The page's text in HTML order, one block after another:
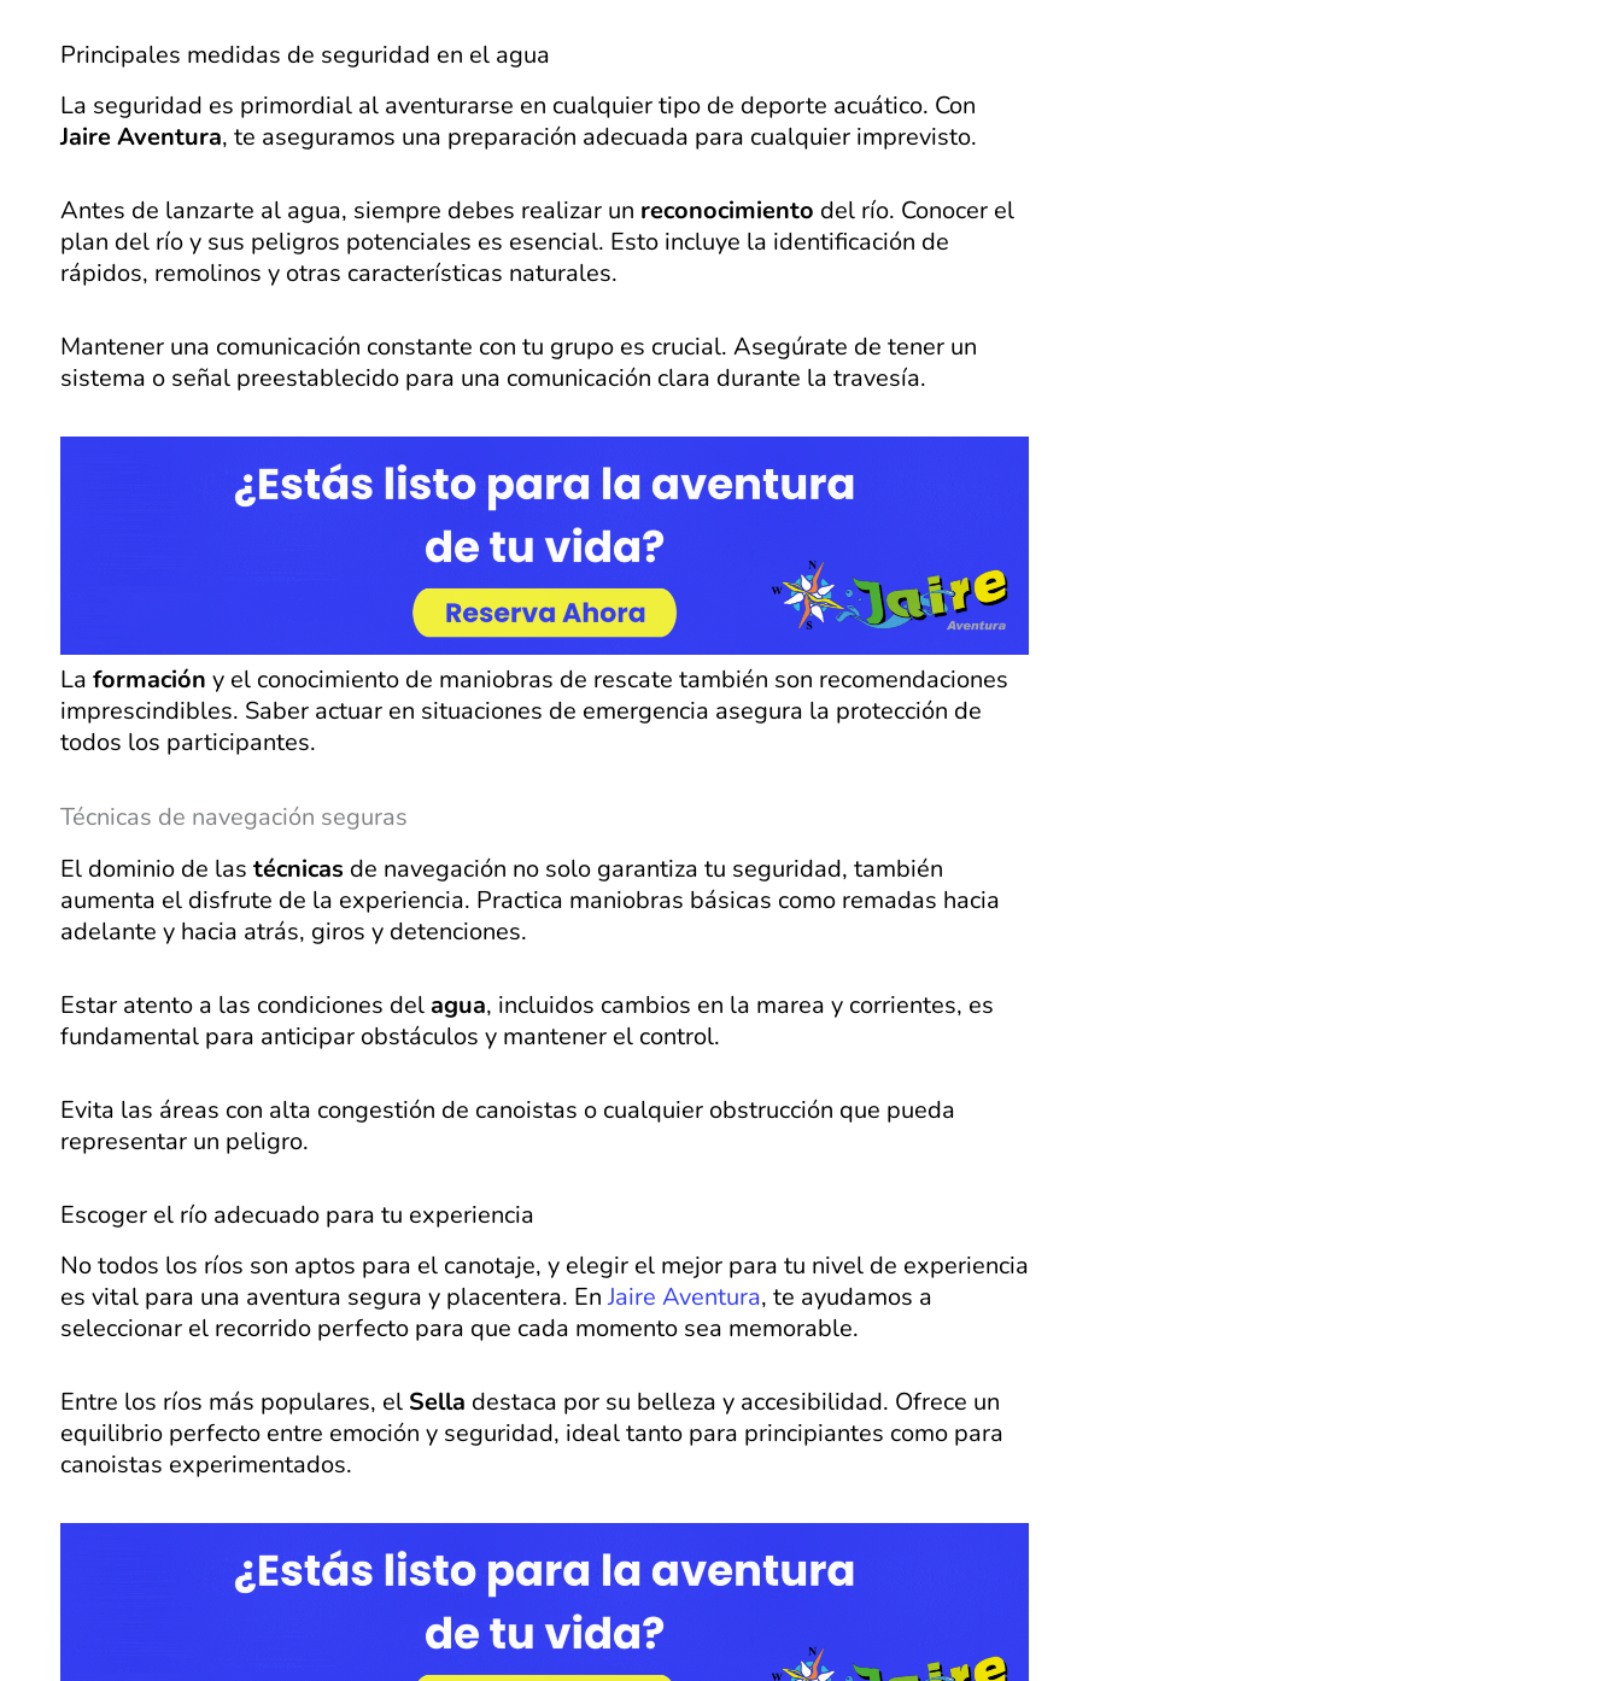
Principales medidas de seguridad en el agua
La seguridad es primordial al aventurarse en cualquier tipo de deporte acuático. Con
Jaire Aventura, te aseguramos una preparación adecuada para cualquier imprevisto.
Antes de lanzarte al agua, siempre debes realizar un reconocimiento del río. Conocer el
plan del río y sus peligros potenciales es esencial. Esto incluye la identificación de
rápidos, remolinos y otras características naturales.
Mantener una comunicación constante con tu grupo es crucial. Asegúrate de tener un
sistema o señal preestablecido para una comunicación clara durante la travesía.
La formación y el conocimiento de maniobras de rescate también son recomendaciones
imprescindibles. Saber actuar en situaciones de emergencia asegura la protección de
todos los participantes.
Técnicas de navegación seguras
El dominio de las técnicas de navegación no solo garantiza tu seguridad, también
aumenta el disfrute de la experiencia. Practica maniobras básicas como remadas hacia
adelante y hacia atrás, giros y detenciones.
Estar atento a las condiciones del agua, incluidos cambios en la marea y corrientes, es
fundamental para anticipar obstáculos y mantener el control.
Evita las áreas con alta congestión de canoistas o cualquier obstrucción que pueda
representar un peligro.
Escoger el río adecuado para tu experiencia
No todos los ríos son aptos para el canotaje, y elegir el mejor para tu nivel de experiencia
es vital para una aventura segura y placentera. EnJaire Aventura, te ayudamos a
seleccionar el recorrido perfecto para que cada momento sea memorable.
Entre los ríos más populares, el Sella destaca por su belleza y accesibilidad. Ofrece un
equilibrio perfecto entre emoción y seguridad, ideal tanto para principiantes como para
canoistas experimentados.